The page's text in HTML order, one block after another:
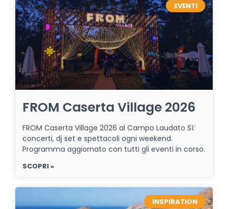
EVENTI
FROM Caserta Village 2026
FROM Caserta Village 2026 al Campo Laudato Sì:
concerti, dj set e spettacoli ogni weekend.
Programma aggiornato con tutti gli eventi in corso.
SCOPRI »
INSPIRATION